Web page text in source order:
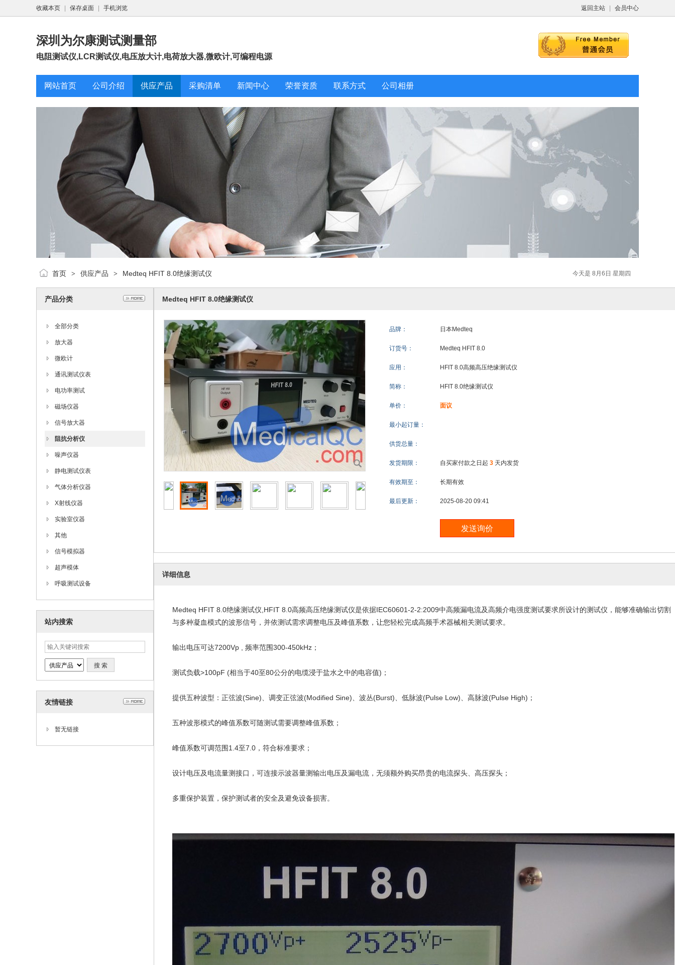
返回主站 会员中心
收藏本页 保存桌面 手机浏览
深圳为尔康测试测量部
电阻测试仪,LCR测试仪,电压放大计,电荷放大器,微欧计,可编程电源
网站首页 公司介绍 供应产品 采购清单 新闻中心 荣誉资质 联系方式 公司相册
今天是 8月6日 星期四
首页 > 供应产品 > Medteq HFIT 8.0绝缘测试仪
产品分类
全部分类
放大器
微欧计
通讯测试仪表
电功率测试
磁场仪器
信号放大器
阻抗分析仪
噪声仪器
静电测试仪表
气体分析仪器
X射线仪器
实验室仪器
其他
信号模拟器
超声模体
呼吸测试设备
站内搜索
友情链接
暂无链接
Medteq HFIT 8.0绝缘测试仪
品牌： 日本Medteq
订货号： ​Medteq HFIT 8.0
应用： HFIT 8.0高频高压绝缘测试仪
简称： HFIT 8.0绝缘测试仪
单价： 面议
最小起订量：
供货总量：
发货期限： 自买家付款之日起 3 天内发货
有效期至： 长期有效
最后更新： 2025-08-20 09:41
详细信息
Medteq HFIT 8.0绝缘测试仪,HFIT 8.0高频高压绝缘测试仪是依据IEC60601-2-2:2009中高频漏电流及高频介电强度测试要求所设计的测试仪，能够准确输出切割
与多种凝血模式的波形信号，并依测试需求调整电压及峰值系数，让您轻松完成高频手术器械相关测试要求。
输出电压可达7200Vp , 频率范围300-450kHz；
测试负载>100pF (相当于40至80公分的电缆浸于盐水之中的电容值)；
提供五种波型：正弦波(Sine)、调变正弦波(Modified Sine)、波丛(Burst)、低脉波(Pulse Low)、高脉波(Pulse High)；
五种波形模式的峰值系数可随测试需要调整峰值系数；
峰值系数可调范围1.4至7.0，符合标准要求；
设计电压及电流量测接口，可连接示波器量测输出电压及漏电流，无须额外购买昂贵的电流探头、高压探头；
多重保护装置，保护测试者的安全及避免设备损害。